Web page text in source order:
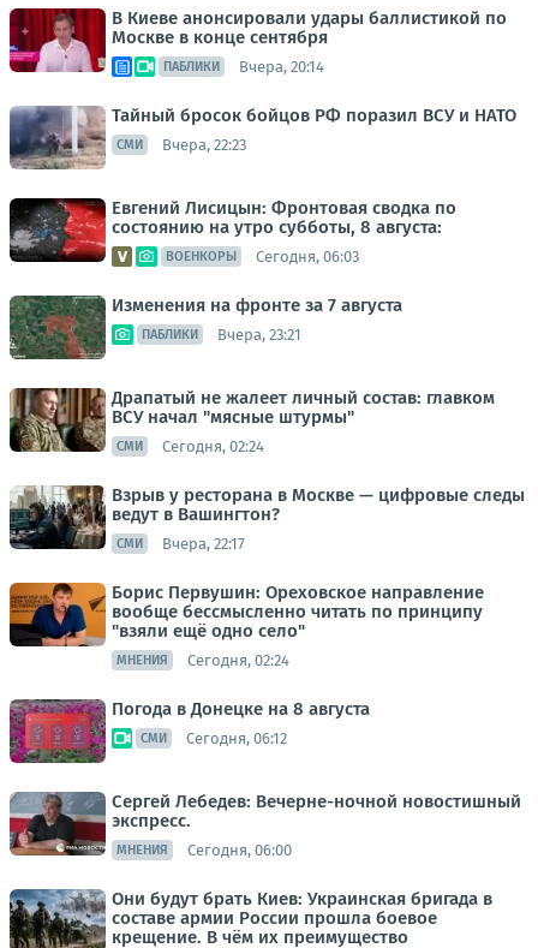
В Киеве анонсировали удары баллистикой по
Москве в конце сентября
ПАБЛИКИ Вчера, 20:14
Тайный бросок бойцов РФ поразил ВСУ и НАТО
СМИ Вчера, 22:23
Евгений Лисицын: Фронтовая сводка по
состоянию на утро субботы, 8 августа:
ВОЕНКОРЫ Сегодня, 06:03
Изменения на фронте за 7 августа
ПАБЛИКИ Вчера, 23:21
Драпатый не жалеет личный состав: главком
ВСУ начал "мясные штурмы"
СМИ Сегодня, 02:24
Взрыв у ресторана в Москве — цифровые следы
ведут в Вашингтон?
СМИ Вчера, 22:17
Борис Первушин: Ореховское направление
вообще бессмысленно читать по принципу
"взяли ещё одно село"
МНЕНИЯ Сегодня, 02:24
Погода в Донецке на 8 августа
СМИ Сегодня, 06:12
Сергей Лебедев: Вечерне-ночной новостишный
экспресс.
МНЕНИЯ Сегодня, 06:00
Они будут брать Киев: Украинская бригада в
составе армии России прошла боевое
крещение. В чём их преимущество